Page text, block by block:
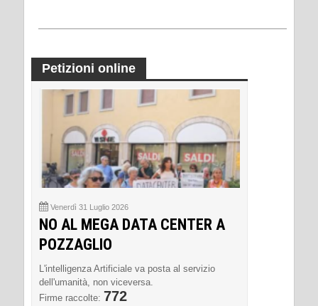
Petizioni online
Venerdì 31 Luglio 2026
NO AL MEGA DATA CENTER A
POZZAGLIO
L'intelligenza Artificiale va posta al servizio
dell'umanità, non viceversa.
Firme raccolte: 772